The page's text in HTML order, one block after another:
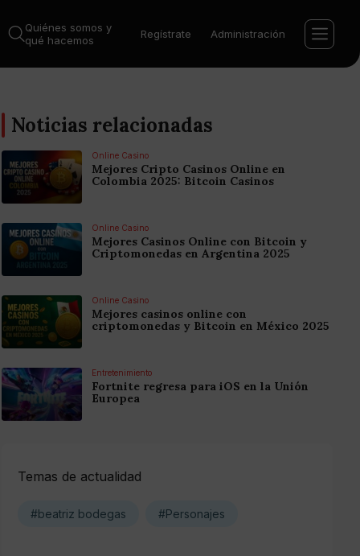
Quiénes somos y
qué hacemos
Regístrate Administración
Noticias relacionadas
Online Casino
Mejores Cripto Casinos Online en
Colombia 2025: Bitcoin Casinos
Online Casino
Mejores Casinos Online con Bitcoin y
Criptomonedas en Argentina 2025
Online Casino
Mejores casinos online con
criptomonedas y Bitcoin en México 2025
Entretenimiento
Fortnite regresa para iOS en la Unión
Europea
Temas de actualidad
#beatriz bodegas #Personajes